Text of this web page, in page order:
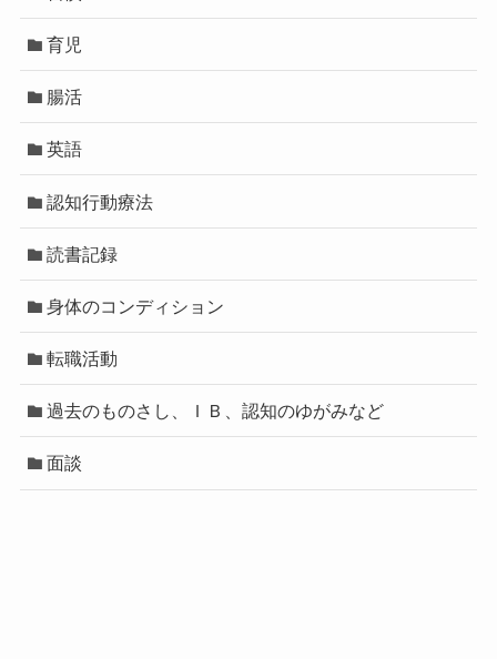
育児
腸活
英語
認知行動療法
読書記録
身体のコンディション
転職活動
過去のものさし、ＩＢ、認知のゆがみなど
面談